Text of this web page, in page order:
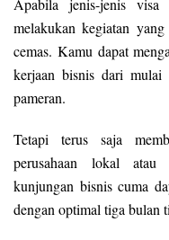
Apabila jenis-jenis
melakukan kegiatan
cemas. Kamu dapat
kerjaan bisnis dari mulai
pameran.
Tetapi terus saja
perusahaan lokal
kunjungan bisnis cuma
dengan optimal tiga bulan